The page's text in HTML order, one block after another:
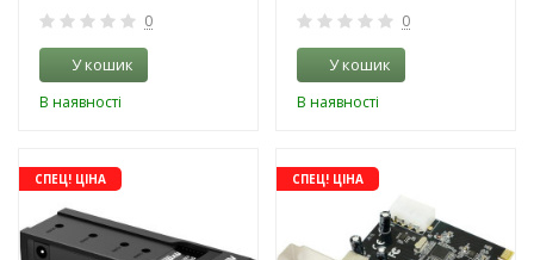
0
У кошик
В наявності
0
У кошик
В наявності
СПЕЦ! ЦІНА СПЕЦ! ЦІНА